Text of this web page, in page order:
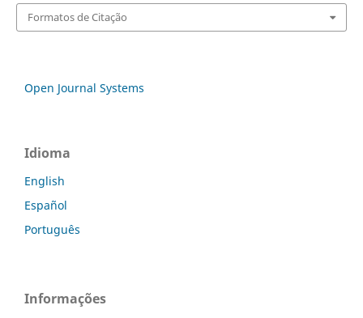
Formatos de Citação
Open Journal Systems
Idioma
English
Español
Português
Informações